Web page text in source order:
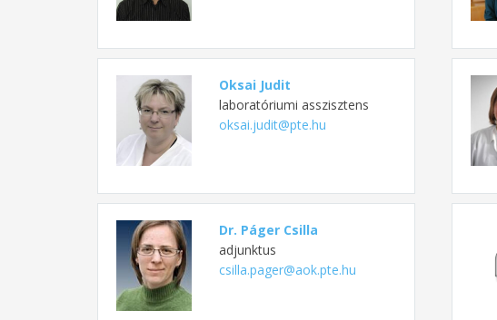
Oksai Judit
laboratóriumi asszisztens
oksai.judit@pte.hu
Dr. Páger Csilla
adjunktus
csilla.pager@aok.pte.hu